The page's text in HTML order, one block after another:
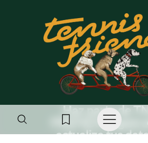
Haz parte de
FRIENDS,
actualiza tus